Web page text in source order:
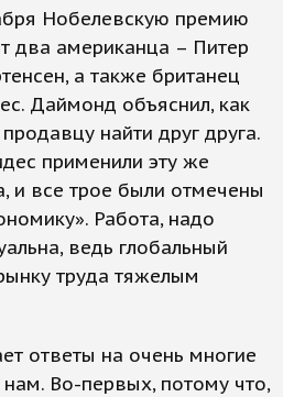
Нобелевскую премию
два американца – Питер
а также британец
Даймонд объяснил, как
найти друг друга.
применили эту же
и все трое были отмечены
Работа, надо
ведь глобальный
труда тяжелым
ответы на очень многие
Во-первых, потому что,